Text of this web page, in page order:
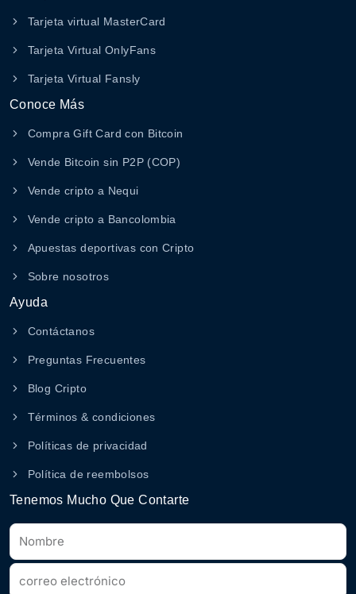
Tarjeta virtual MasterCard
Tarjeta Virtual OnlyFans
Tarjeta Virtual Fansly
Conoce Más
Compra Gift Card con Bitcoin
Vende Bitcoin sin P2P (COP)
Vende cripto a Nequi
Vende cripto a Bancolombia
Apuestas deportivas con Cripto
Sobre nosotros
Ayuda
Contáctanos
Preguntas Frecuentes
Blog Cripto
Términos & condiciones
Políticas de privacidad
Política de reembolsos
Tenemos Mucho Que Contarte